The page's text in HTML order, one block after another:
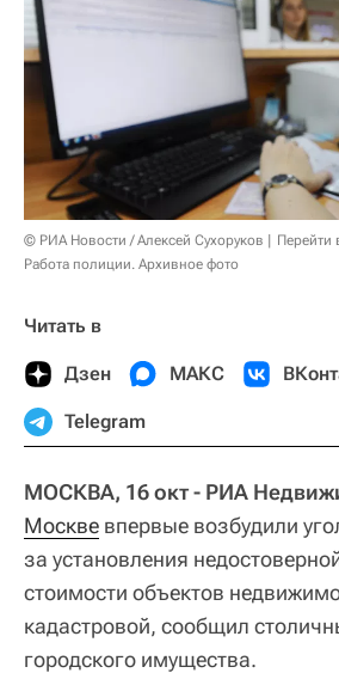
© РИА Новости / Алексей Сухоруков
Перейти
Работа полиции. Архивное фото
Читать в
Дзен МАКС
Telegram
МОСКВА, 16 окт - РИА
Москве впервые возбудили
за установления
стоимости объектов
кадастровой, сообщил
городского имущества.